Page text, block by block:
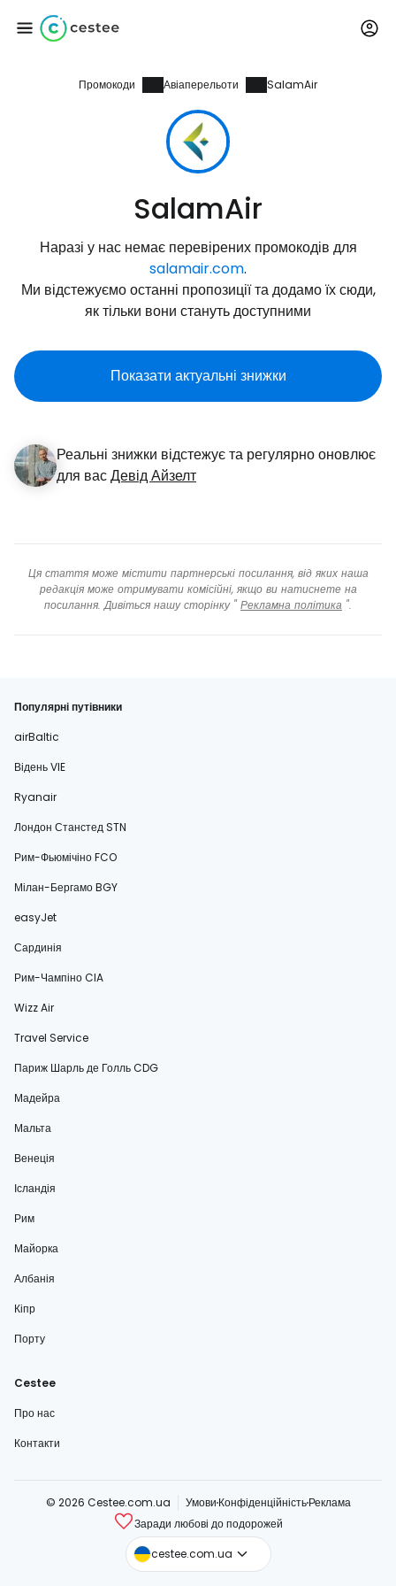
Промокоди Авіаперельоти SalamAir
SalamAir
Наразі у нас немає перевірених промокодів для
salamair.com.
Ми відстежуємо останні пропозиції та додамо їх сюди,
як тільки вони стануть доступними
Показати актуальні знижки
Реальні знижки відстежує та регулярно оновлює
для васДевід Айзелт
Ця стаття може містити партнерські посилання, від яких наша
редакція може отримувати комісійні, якщо ви натиснете на
посилання. Дивіться нашу сторінку " Рекламна політика ".
Популярні путівники
airBaltic
Відень VIE
Ryanair
Лондон Станстед STN
Рим-Фьюмічіно FCO
Мілан-Бергамо BGY
easyJet
Сардинія
Рим-Чампіно CIA
Wizz Air
Travel Service
Париж Шарль де Голль CDG
Мадейра
Мальта
Венеція
Ісландія
Рим
Майорка
Албанія
Кіпр
Порту
Cestee
Про нас
Контакти
© 2026 Cestee.com.ua УмовиКонфіденційністьРеклама
Заради любові до подорожей
cestee.com.ua
cestee.com
cestee.sk
Увійдіть до Cestee
... світова туристична спільнота
Продовжуйте з Google
Продовжуйте у Facebook